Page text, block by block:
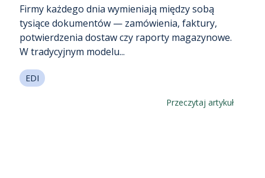
Firmy każdego dnia wymieniają między sobą
tysiące dokumentów — zamówienia, faktury,
potwierdzenia dostaw czy raporty magazynowe.
W tradycyjnym modelu...
EDI
Przeczytaj artykuł